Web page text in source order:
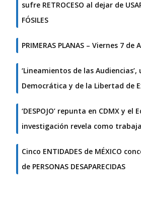
sufre RETROCESO al dejar de
FÓSILES
PRIMERAS PLANAS – Viernes 7 de
‘Lineamientos de las Audiencias’,
Democrática y de la Libertad de
‘DESPOJO’ repunta en CDMX y el
investigación revela como trabaja
Cinco ENTIDADES de MÉXICO
de PERSONAS DESAPARECIDAS